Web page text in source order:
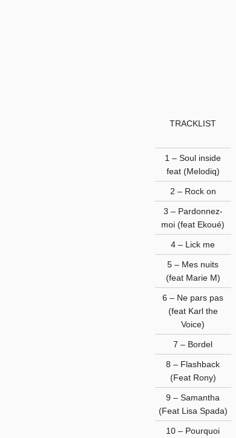
TRACKLIST
1 – Soul inside
feat (Melodiq)
2 – Rock on
3 – Pardonnez-
moi (feat Ekoué)
4 – Lick me
5 – Mes nuits
(feat Marie M)
6 – Ne pars pas
(feat Karl the
Voice)
7 – Bordel
8 – Flashback
(Feat Rony)
9 – Samantha
(Feat Lisa Spada)
10 – Pourquoi